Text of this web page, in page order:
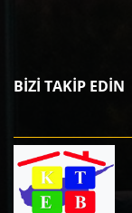
BİZİ TAKİP EDİN